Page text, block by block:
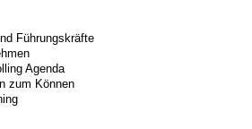
Führungskräfte
Agenda
zum Können